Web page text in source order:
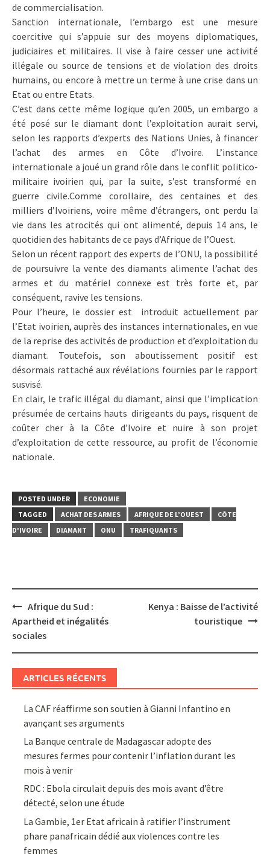
de commercialisation.
Sanction internationale, l’embargo est une mesure
coercitive qui s’appuie sur des moyens diplomatiques,
judiciaires et militaires. Il vise à faire cesser une activité
illégale ou source de tensions et de violation des droits
humains, ou encore à mettre un terme à une crise dans un
Etat ou entre Etats.
C’est dans cette même logique qu’en 2005, un embargo a
été posé sur le diamant dont l’exploitation aurait servi,
selon les rapports d’experts des Nations Unies, à financer
l’achat des armes en Côte d’Ivoire. L’instance
internationale a joué un grand rôle dans le conflit politico-
militaire ivoirien qui, par la suite, s’est transformé en
guerre civile.Comme corollaire, des centaines et des
milliers d’Ivoiriens, voire même d’étrangers, ont perdu la
vie dans les atrocités qui ont alimenté, depuis 14 ans, le
quotidien des habitants de ce pays d’Afrique de l’Ouest.
Selon un récent rapport des experts de l’ONU, la possibilité
de poursuivre la vente des diamants alimente l’achat des
armes et du matériel connexe est très forte et, par
conséquent, ravive les tensions.
Pour l’heure, le dossier est introduit actuellement par
l’Etat ivoirien, auprès des instances internationales, en vue
de la reprise des activités de production et d’exploitation du
diamant. Toutefois, son aboutissement positif est
désormais rattaché aux révélations fournies par le rapport
susvisé.
En clair, le trafic illégal du diamant, ainsi que l’implication
présumée de certains hauts dirigeants du pays, risquent de
coûter cher à la Côte d’Ivoire et nuire à son projet
d’exploitation de cette ressource, au profit de l’économie
nationale.
POSTED UNDER
ECONOMIE
TAGGED
ACHAT DES ARMES AFRIQUE DE L’OUEST
CÔTE
D'IVOIRE
DIAMANT ONU TRAFIQUANTS
Post
navigation
Afrique du Sud :
Apartheid et inégalités
sociales
Kenya : Baisse de l’activité
touristique
ARTICLES RÉCENTS
La CAF réaffirme son soutien à Gianni Infantino en
avançant ses arguments
La Banque centrale de Madagascar adopte des
mesures fermes pour contenir l’inflation durant les
mois à venir
RDC : Ebola circulait depuis des mois avant d’être
détecté, selon une étude
La Gambie, 1er Etat africain à ratifier l’instrument
phare panafricain dédié aux violences contre les
femmes